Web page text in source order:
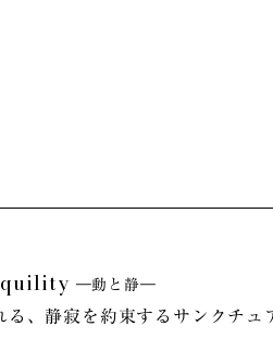
―動と静―
、 静寂を約束するサンクチュ